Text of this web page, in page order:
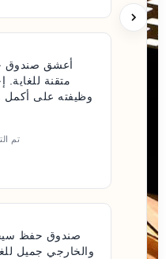
أعشق صندوق
متقنة للغاية.
وظيفته على أكمل
تم
صندوق حفظ
والخارجي جميل